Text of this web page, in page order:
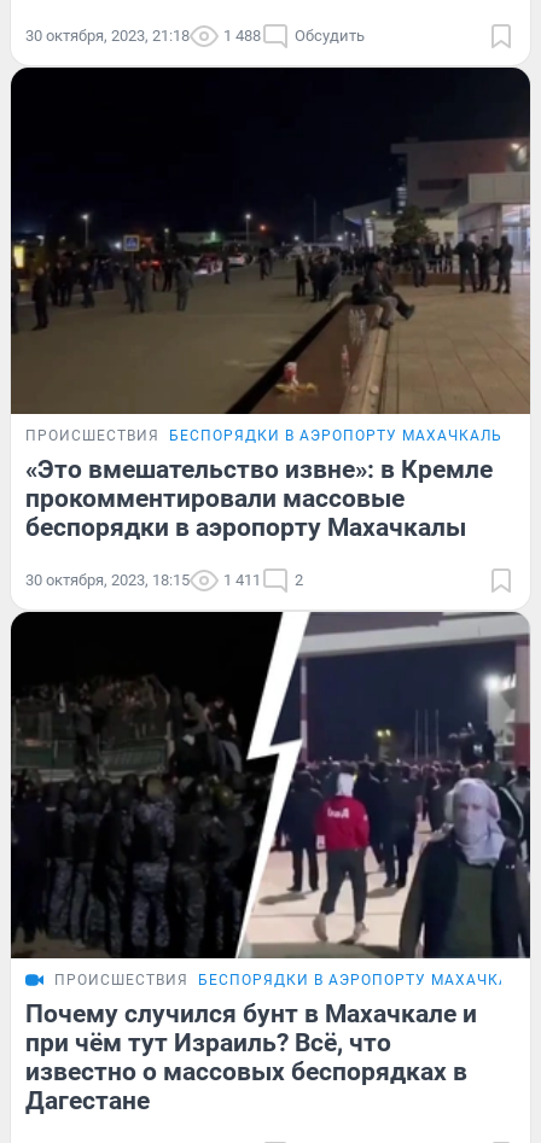
30 октября, 2023, 21:18 1 488 Обсудить
ПРОИСШЕСТВИЯ БЕСПОРЯДКИ В АЭРОПОРТУ МАХАЧКАЛЫ
«Это вмешательство извне»: в Кремле
прокомментировали массовые
беспорядки в аэропорту Махачкалы
30 октября, 2023, 18:15 1 411 2
ПРОИСШЕСТВИЯ БЕСПОРЯДКИ В АЭРОПОРТУ МАХАЧКАЛЫ
Почему случился бунт в Махачкале и
при чём тут Израиль? Всё, что
известно о массовых беспорядках в
Дагестане